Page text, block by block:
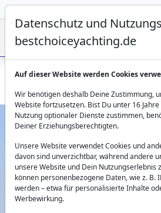
Iraklis L - Motorsegelyacht mit Crew
Previous
Datenschutz und
bestchoiceyachting.de
Auf dieser Website werden Cookies
Wir benötigen deshalb Deine Zustimmung,
Website fortzusetzen. Bist Du unter 16
Nutzung optionaler Dienste zustimmen,
Deiner Erziehungsberechtigten.
Unsere Website verwendet Cookies und
davon sind unverzichtbar, während andere
unsere Website und Dein Nutzungserlebnis
können personenbezogene Daten, wie z. B.
werden – etwa für personalisierte Inhalte
Werbewirkung.